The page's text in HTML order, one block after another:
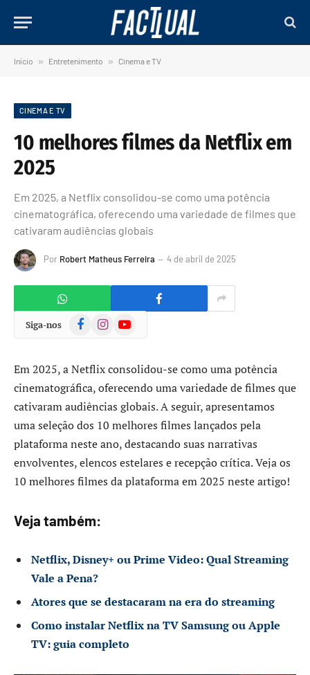
Início » Entretenimento » Cinema e TV
CINEMA E TV
10 melhores filmes da Netflix em
2025
Em 2025, a Netflix consolidou-se como uma potência
cinematográfica, oferecendo uma variedade de filmes que
cativaram audiências globais
Por Robert Matheus Ferreira 4 de abril de 2025
Siga-nos FacebookInstagramYouTube
Em 2025, a Netflix consolidou-se como uma potência
cinematográfica, oferecendo uma variedade de filmes que
cativaram audiências globais. A seguir, apresentamos
uma seleção dos 10 melhores filmes lançados pela
plataforma neste ano, destacando suas narrativas
envolventes, elencos estelares e recepção crítica.​ Veja os
10 melhores filmes da plataforma em 2025 neste artigo!
Veja também:
Netflix, Disney+ ou Prime Video: Qual Streaming
Vale a Pena?
Atores que se destacaram na era do streaming
Como instalar Netflix na TV Samsung ou Apple
TV: guia completo